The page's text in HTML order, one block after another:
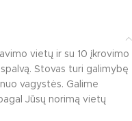
vietų ir su 10 įkrovimo
Stovas turi galimybę
vagystės. Galime
Jūsų norimą vietų